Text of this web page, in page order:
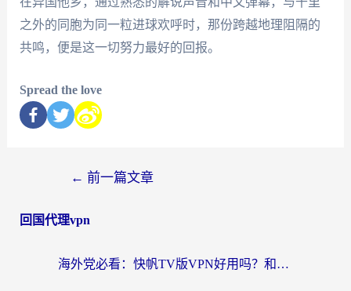
之外的同胞为同一粒进球欢呼时，那份跨越地理阻隔的
共鸣，便是这一切努力最好的回报。
Spread the love
← 前一篇文章
回国代理vpn
海外党必看：快帆TV版VPN好用吗？和快游VPN对比哪个回国效果更好？附实用避坑指南